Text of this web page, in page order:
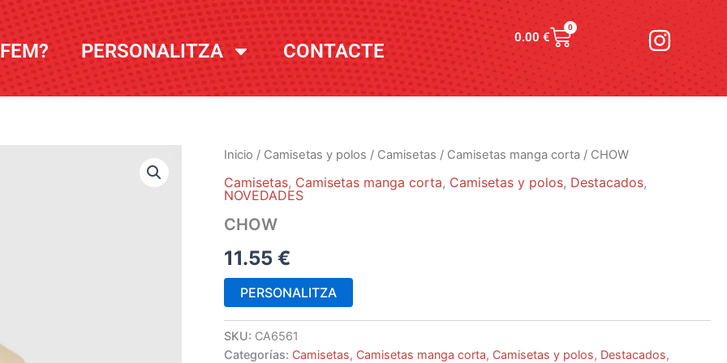
PERSONALITZA CONTACTE
0.00€
0
Carrito
I
n
t
Inicio / Camisetas y polos / Camisetas / Camisetas manga corta / CHOW
Camisetas, Camisetas manga corta, Camisetas y polos, Destacados,
NOVEDADES
CHOW
11.55€
PERSONALITZA
SKU: CA6561
Categorías: Camisetas, Camisetas manga corta, Camisetas y polos, Destacados,